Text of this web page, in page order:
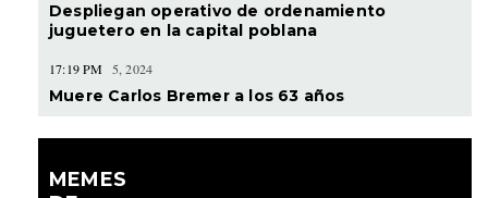
Despliegan operativo de ordenamiento
juguetero en la capital poblana
17:19 PM 5, 2024
Muere Carlos Bremer a los 63 años
MEMES